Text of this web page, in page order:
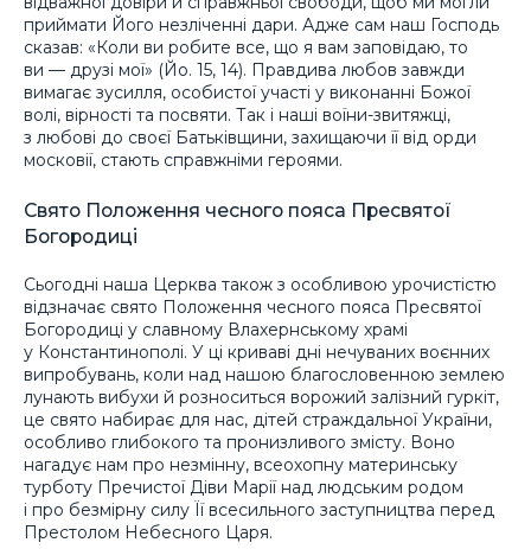
приймати Його незліченні дари. Адже сам наш Господь
сказав: «Коли ви робите все, що я вам заповідаю, то
ви — друзі мої» (Йо. 15, 14). Правдива любов завжди
вимагає зусилля, особистої участі у виконанні Божої
волі, вірності та посвяти. Так і наші воїни-звитяжці,
з любові до своєї Батьківщини, захищаючи її від орди
московії, стають справжніми героями.
Свято Положення чесного пояса Пресвятої
Богородиці
Сьогодні наша Церква також з особливою урочистістю
відзначає свято Положення чесного пояса Пресвятої
Богородиці у славному Влахернському храмі
у Константинополі. У ці криваві дні нечуваних воєнних
випробувань, коли над нашою благословенною землею
лунають вибухи й розноситься ворожий залізний гуркіт,
це свято набирає для нас, дітей страждальної України,
особливо глибокого та пронизливого змісту. Воно
нагадує нам про незмінну, всеохопну материнську
турботу Пречистої Діви Марії над людським родом
і про безмірну силу Її всесильного заступництва перед
Престолом Небесного Царя.